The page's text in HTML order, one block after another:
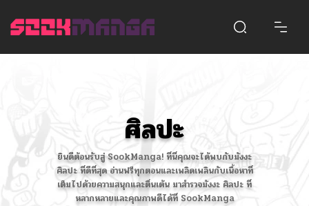
ศิลปะ
ยินดีต้อนรับสู่ SookManga! ที่นี่คุณจะได้พบกับมังงะ
ศิลปะ ที่ดีที่สุด อ่านฟรีทุกตอนและเพลิดเพลินกับเนื้อหาที่
เต็มไปด้วยความสนุกและตื่นเต้น มาสำรวจมังงะ ศิลปะ ที่
หลากหลายและคุณภาพดีได้ที่ SookManga